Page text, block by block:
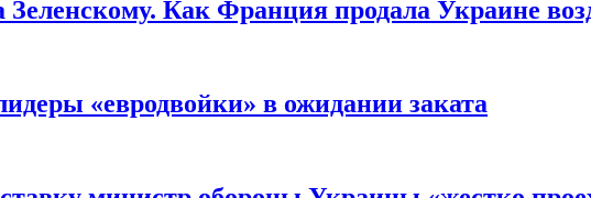
Как Франция продала Украине
«евродвойки» в ожидании заката